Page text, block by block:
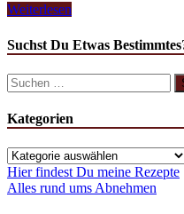
Warm,
warm,
kalt
–
kann
das
mal
entscheiden?
Weiterlesen
Suchst Du Etwas
Suchen
nach:
Kategorien
Kategorien
Hier findest Du meine Rezepte
Alles rund ums Abnehmen